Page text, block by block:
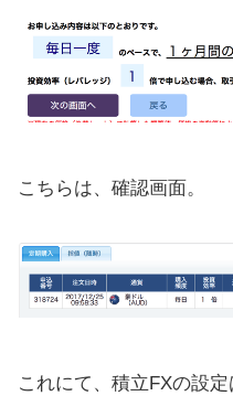
こちらは、確認画面。
これにて、積立FXの設定